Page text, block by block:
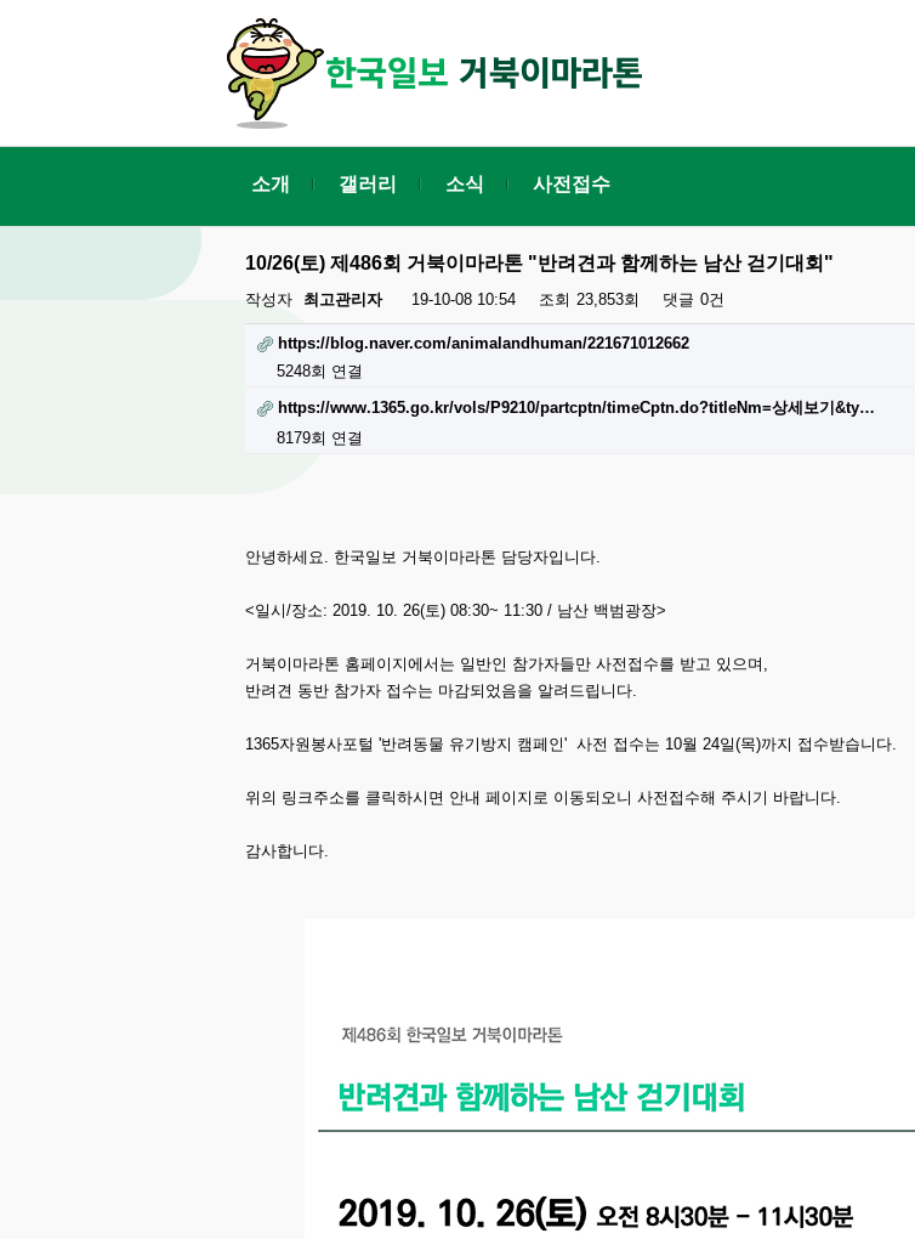
소개 갤러리 소식 사전접수
10/26(토) 제486회 거북이마라톤 "반려견과 함께하는 남산 걷기대회"
작성자 최고관리자 19-10-08 10:54 조회 23,853회 댓글 0건
https://blog.naver.com/animalandhuman/221671012662
5248회 연결
https://www.1365.go.kr/vols/P9210/partcptn/timeCptn.do?titleNm=상세보기&ty…
8179회 연결
안녕하세요. 한국일보 거북이마라톤 담당자입니다.
<일시/장소: 2019. 10. 26(토) 08:30~ 11:30 / 남산 백범광장>
거북이마라톤 홈페이지에서는 일반인 참가자들만 사전접수를 받고 있으며,
반려견 동반 참가자 접수는 마감되었음을 알려드립니다.
1365자원봉사포털 '반려동물 유기방지 캠페인' 사전 접수는 10월 24일(목)까지 접수받습니다.
위의 링크주소를 클릭하시면 안내 페이지로 이동되오니 사전접수해 주시기 바랍니다.
감사합니다.